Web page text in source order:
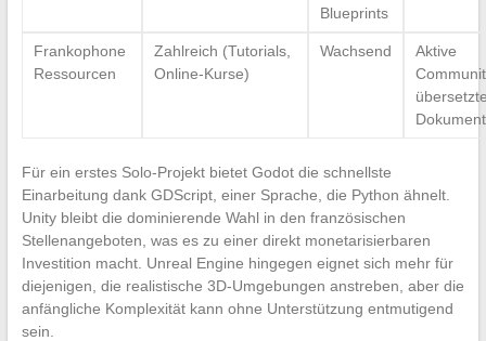
Blueprints
Frankophone
Ressourcen
Zahlreich (Tutorials,
Online-Kurse)
Wachsend
Aktive
Für ein erstes Solo-Projekt bietet Godot die schnellste
Einarbeitung dank GDScript, einer Sprache, die Python ähnelt.
Unity bleibt die dominierende Wahl in den französischen
Stellenangeboten, was es zu einer direkt monetarisierbaren
Investition macht. Unreal Engine hingegen eignet sich mehr für
diejenigen, die realistische 3D-Umgebungen anstreben, aber die
anfängliche Komplexität kann ohne Unterstützung entmutigend
sein.